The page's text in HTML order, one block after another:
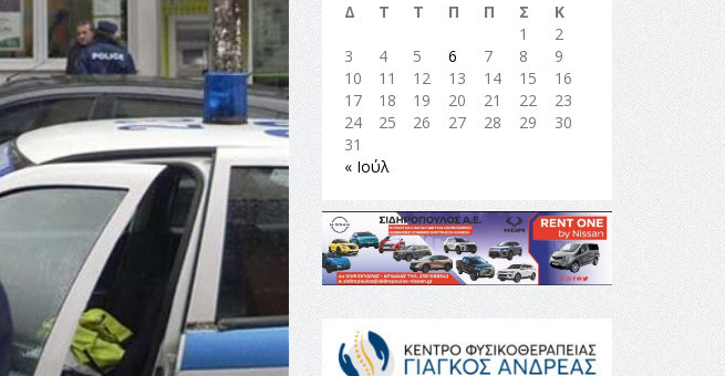
Δ
Τ Τ Π Π Σ
Κ
1
2
3
4 5 6 7 8
9
10
11 12 13 14 15
16
17
18 19 20 21 22
23
24
25 26 27 28 29
30
31
« Ιούλ